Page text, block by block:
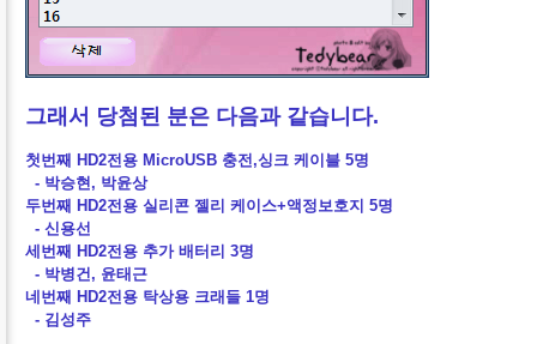
그래서 당첨된 분은 다음과 같습니다.
첫번째 HD2전용 MicroUSB 충전,싱크 케이블 5명
- 박승현, 박윤상
두번째 HD2전용 실리콘 젤리 케이스+액정보호지 5명
- 신용선
세번째 HD2전용 추가 배터리 3명
- 박병건, 윤태근
네번째 HD2전용 탁상용 크래들 1명
- 김성주